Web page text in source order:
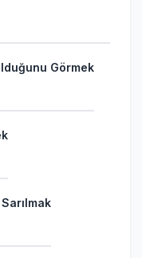
Görmek